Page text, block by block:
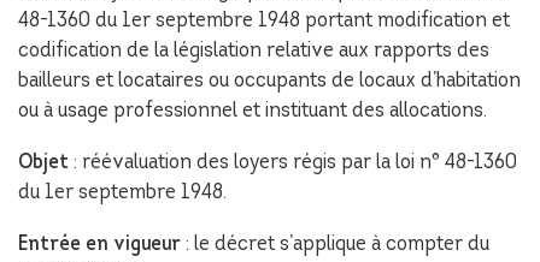
48-1360 du 1er septembre 1948 portant modification et
codification de la législation relative aux rapports des
bailleurs et locataires ou occupants de locaux d’habitation
ou à usage professionnel et instituant des allocations.
Objet : réévaluation des loyers régis par la loi n° 48-1360
du 1er septembre 1948.
Entrée en vigueur : le décret s’applique à compter du